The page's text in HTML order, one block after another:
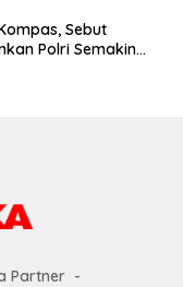
Sebut
Polri Semakin
Partner